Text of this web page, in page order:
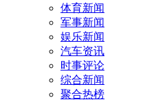
体育新闻
军事新闻
娱乐新闻
汽车资讯
时事评论
综合新闻
聚合热榜